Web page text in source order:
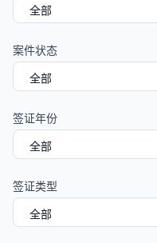
案件状态
签证年份
签证类型